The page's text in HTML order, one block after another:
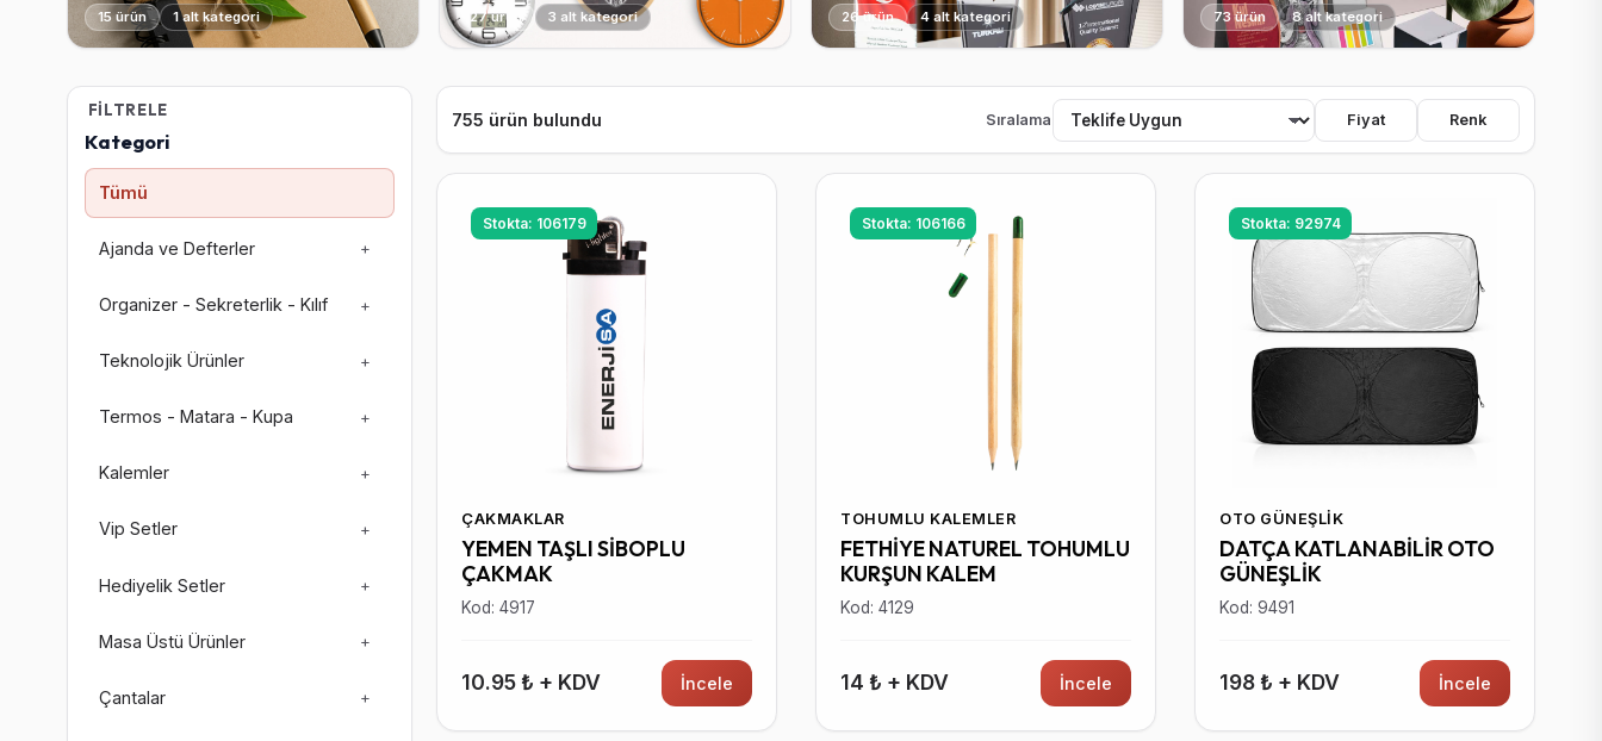
15 ürün 1 alt kategori 27 ürün 3 alt kategori 26 ürün 4 alt kategori 73 ürün 8 alt kategori
FILTRELE
Kategori
Tümü
Ajanda ve Defterler +
Organizer - Sekreterlik - Kılıf +
Teknolojik Ürünler +
Termos - Matara - Kupa +
Kalemler +
Vip Setler +
Hediyelik Setler +
Masa Üstü Ürünler +
Çantalar +
755 ürün bulundu Sıralama Fiyat Renk
Stokta: 106179
ÇAKMAKLAR
YEMEN TAŞLI SİBOPLU
ÇAKMAK
Kod: 4917
10.95 ₺ + KDV İncele
Stokta: 106166
TOHUMLU KALEMLER
FETHİYE NATUREL TOHUMLU
KURŞUN KALEM
Kod: 4129
14 ₺ + KDV İncele
Stokta: 92974
OTO GÜNEŞLIK
DATÇA KATLANABİLİR OTO
GÜNEŞLİK
Kod: 9491
198 ₺ + KDV İncele